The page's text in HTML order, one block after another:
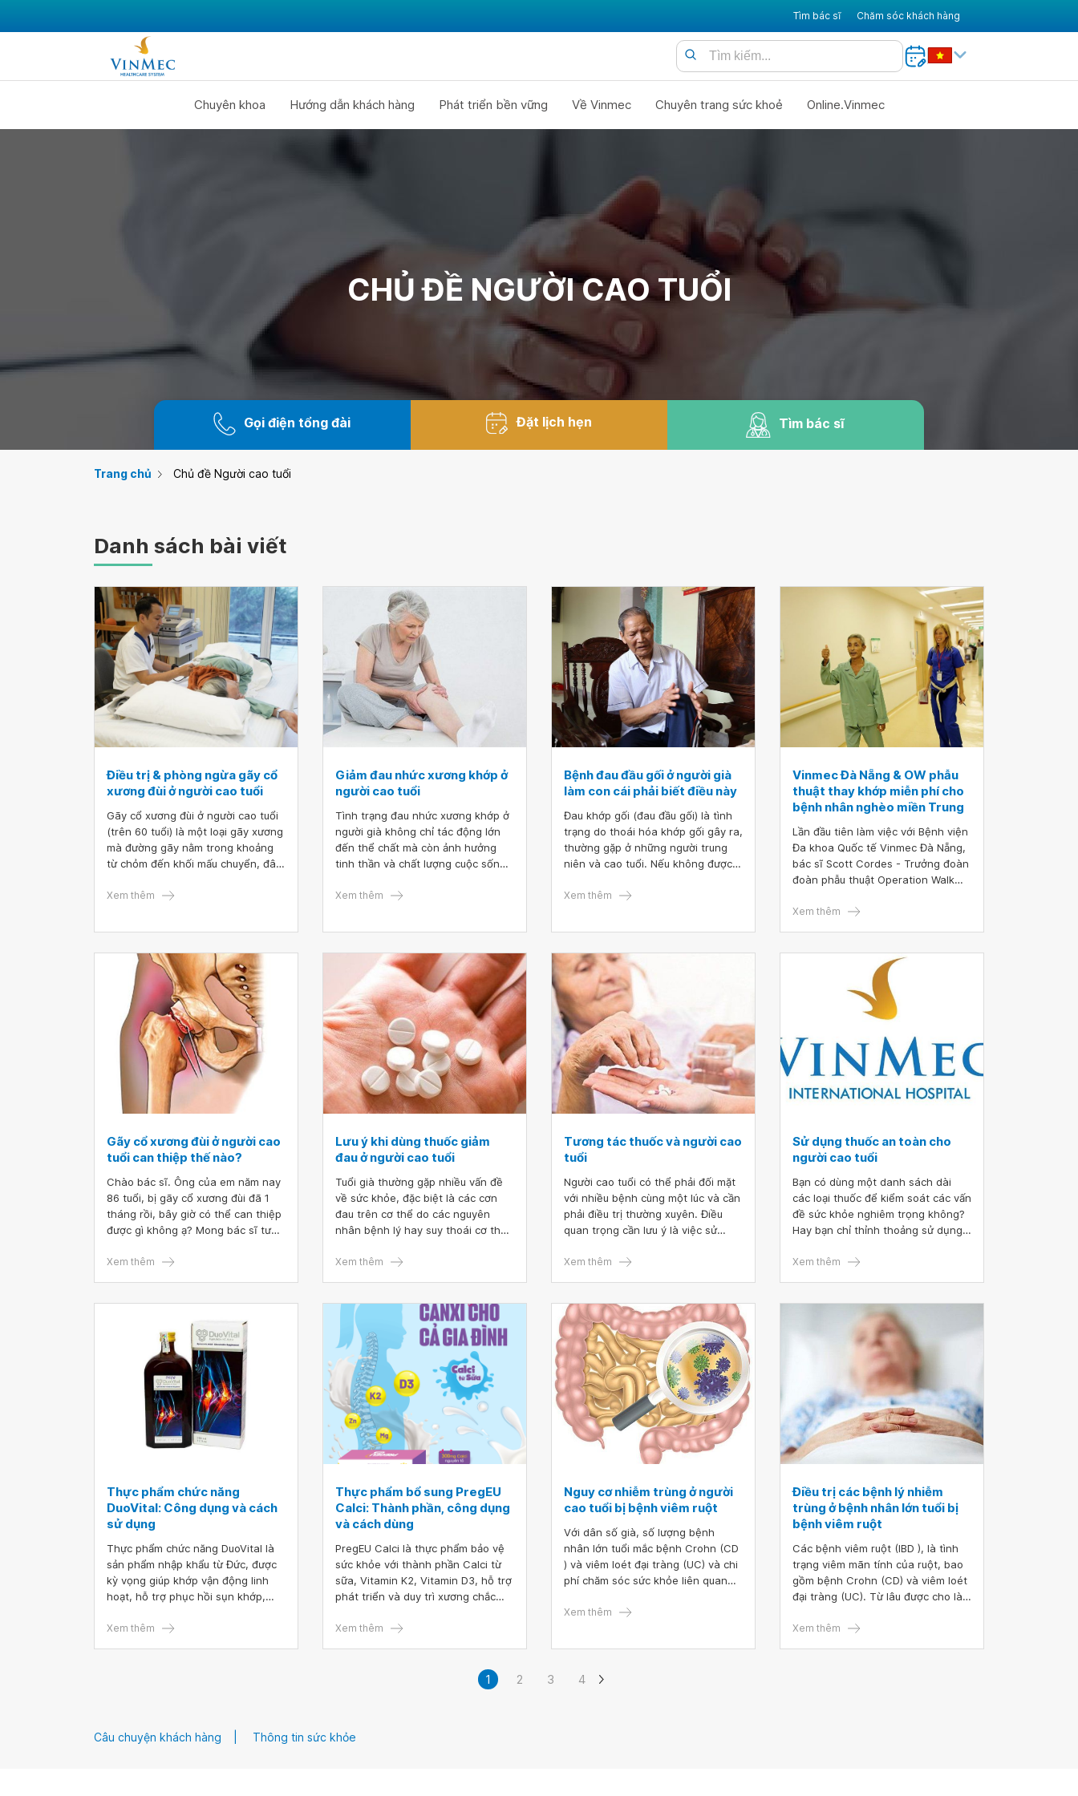
Tìm bác sĩ Chăm sóc khách hàng
Chuyên khoa Hướng dẫn khách hàng Phát triển bền vững Về Vinmec Chuyên trang sức khoẻ Online.Vinmec
CHỦ ĐỀ NGƯỜI CAO TUỔI
Gọi điện tổng đài Đặt lịch hẹn Tìm bác sĩ
Trang chủ Chủ đề Người cao tuổi
Danh sách bài viết
Điều trị & phòng ngừa gãy cổ
xương đùi ở người cao tuổi
Gãy cổ xương đùi ở người cao tuổi
(trên 60 tuổi) là một loại gãy xương
mà đường gãy nằm trong khoảng
từ chỏm đến khối mấu chuyển, đây
thương mạch máu kèm theo, nhất
Xem thêm
Giảm đau nhức xương khớp ở
người cao tuổi
Tình trạng đau nhức xương khớp ở
người già không chỉ tác động lớn
đến thể chất mà còn ảnh hưởng
tinh thần và chất lượng cuộc sống.
phục thông qua nhiều phương
thân có thể tham khảo.
Xem thêm
Bệnh đau đầu gối ở người già
làm con cái phải biết điều này
Đau khớp gối (đau đầu gối) là tình
trạng do thoái hóa khớp gối gây ra,
thường gặp ở những người trung
niên và cao tuổi. Nếu không được
đau đầu gối ở người già có thể dẫn
sao? Và đau khớp gối cần được
chữa trị như thế nào? Mời bạn đọc
cùng tham khảo nội dung bên dưới.
Xem thêm
Vinmec Đà Nẵng & OW phẫu
thuật thay khớp miễn phí cho
bệnh nhân nghèo miền Trung
Lần đầu tiên làm việc với Bệnh viện
Đa khoa Quốc tế Vinmec Đà Nẵng,
bác sĩ Scott Cordes - Trưởng đoàn
đoàn phẫu thuật Operation Walk
một trong những chuyến công tác
và Vinmec đã tiến hành phẫu thuật
thay khớp háng cho các bệnh
nhân nghèo ở Việt Nam.
Xem thêm
Gãy cổ xương đùi ở người cao
tuổi can thiệp thế nào?
Chào bác sĩ. Ông của em năm nay
86 tuổi, bị gãy cổ xương đùi đã 1
tháng rồi, bây giờ có thể can thiệp
được gì không ạ? Mong bác sĩ tư
Xem thêm
Lưu ý khi dùng thuốc giảm
đau ở người cao tuổi
Tuổi già thường gặp nhiều vấn đề
về sức khỏe, đặc biệt là các cơn
đau trên cơ thể do các nguyên
nhân bệnh lý hay suy thoái cơ thể
người già là giải pháp nhanh chóng
cao tuổi cần phải hết sức cẩn trọng
bởi nhiều nguyên nhân khác nhau.
Xem thêm
Tương tác thuốc và người cao
tuổi
Người cao tuổi có thể phải đối mặt
với nhiều bệnh cùng một lúc và cần
phải điều trị thường xuyên. Điều
quan trọng cần lưu ý là việc sử
thay đổi bình thường của cơ thể do
thuốc và phản ứng không mong
muốn.
Xem thêm
Sử dụng thuốc an toàn cho
người cao tuổi
Bạn có dùng một danh sách dài
các loại thuốc để kiểm soát các vấn
đề sức khỏe nghiêm trọng không?
Hay bạn chỉ thỉnh thoảng sử dụng
bằng cách nào, bạn có thể làm
thuốc và giữ an toàn trong quá
trình sử dụng, đặc biệt là khi sử
dụng thuốc cho người cao tuổi.
Xem thêm
Thực phẩm chức năng
DuoVital: Công dụng và cách
sử dụng
Thực phẩm chức năng DuoVital là
sản phẩm nhập khẩu từ Đức, được
kỳ vọng giúp khớp vận động linh
hoạt, hỗ trợ phục hồi sụn khớp,
Xem thêm
Thực phẩm bổ sung PregEU
Calci: Thành phần, công dụng
và cách dùng
PregEU Calci là thực phẩm bảo vệ
sức khỏe với thành phần Calci từ
sữa, Vitamin K2, Vitamin D3, hỗ trợ
phát triển và duy trì xương chắc
đang giai đoạn phát triển, phụ nữ
Xem thêm
Nguy cơ nhiễm trùng ở người
cao tuổi bị bệnh viêm ruột
Với dân số già, số lượng bệnh
nhân lớn tuổi mắc bệnh Crohn (CD
) và viêm loét đại tràng (UC) và chi
phí chăm sóc sức khỏe liên quan
sẽ tăng lên. Xu hướng này sẽ dẫn
là do nhiễm trùng cơ hội trong quá
Xem thêm
Điều trị các bệnh lý nhiễm
trùng ở bệnh nhân lớn tuổi bị
bệnh viêm ruột
Các bệnh viêm ruột (IBD ), là tình
trạng viêm mãn tính của ruột, bao
gồm bệnh Crohn (CD) và viêm loét
đại tràng (UC). Từ lâu được cho là
có nhiều bệnh nhân bệnh viêm ruột
Xem thêm
1 2 3 4
Câu chuyện khách hàng Thông tin sức khỏe